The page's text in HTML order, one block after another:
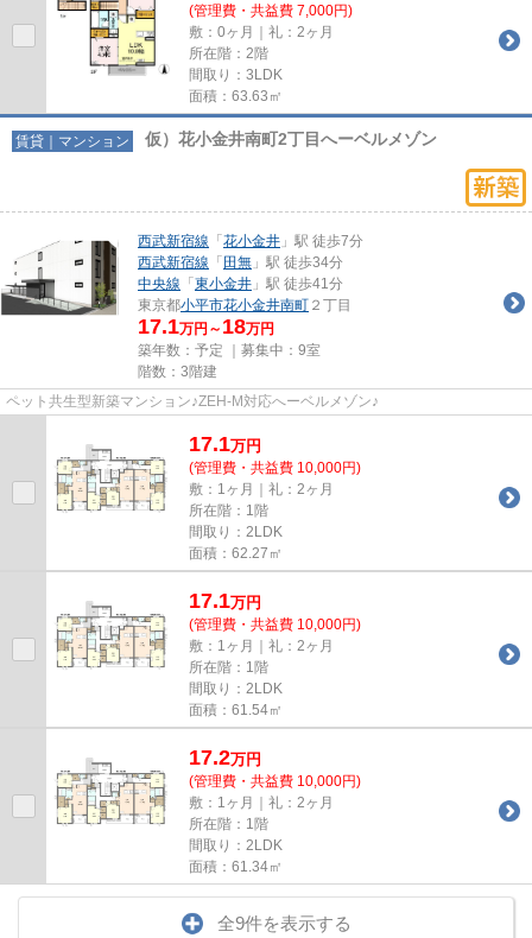
(管理費・共益費 7,000円)
敷：0ヶ月｜礼：2ヶ月
所在階：2階
間取り：3LDK
面積：63.63㎡
賃貸｜マンション 仮）花小金井南町2丁目へーベルメゾン
西武新宿線 「 花小金井 」駅 徒歩7分
西武新宿線 「 田無 」駅 徒歩34分
中央線 「 東小金井 」駅 徒歩41分
東京都小平市花小金井南町 ２丁目
17.1万円～ 18万円
築年数：予定 ｜募集中： 9室
階数：3階建
ペット共生型新築マンション♪ZEH-M対応へーベルメゾン♪
17.1万円
(管理費・共益費 10,000円)
敷：1ヶ月｜礼：2ヶ月
所在階：1階
間取り：2LDK
面積：62.27㎡
17.1万円
(管理費・共益費 10,000円)
敷：1ヶ月｜礼：2ヶ月
所在階：1階
間取り：2LDK
面積：61.54㎡
17.2万円
(管理費・共益費 10,000円)
敷：1ヶ月｜礼：2ヶ月
所在階：1階
間取り：2LDK
面積：61.34㎡
全9件を表示する